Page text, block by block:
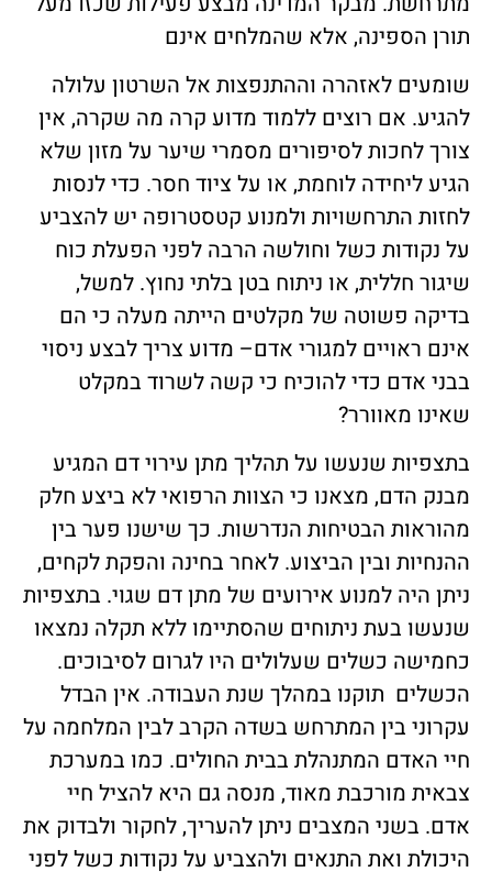
תורן הספינה, אלא שהמלחים אינם
שומעים לאזהרה וההתנפצות אל השרטון עלולה
להגיע. אם רוצים ללמוד מדוע קרה מה שקרה, אין
צורך לחכות לסיפורים מסמרי שיער על מזון שלא
הגיע ליחידה לוחמת, או על ציוד חסר. כדי לנסות
לחזות התרחשויות ולמנוע קטסטרופה יש להצביע
על נקודות כשל וחולשה הרבה לפני הפעלת כוח
שיגור חללית, או ניתוח בטן בלתי נחוץ. למשל,
בדיקה פשוטה של מקלטים הייתה מעלה כי הם
אינם ראויים למגורי אדם– מדוע צריך לבצע ניסוי
בבני אדם כדי להוכיח כי קשה לשרוד במקלט
שאינו מאוורר?
בתצפיות שנעשו על תהליך מתן עירוי דם המגיע
מבנק הדם, מצאנו כי הצוות הרפואי לא ביצע חלק
מהוראות הבטיחות הנדרשות. כך שישנו פער בין
ההנחיות ובין הביצוע. לאחר בחינה והפקת לקחים,
ניתן היה למנוע אירועים של מתן דם שגוי. בתצפיות
שנעשו בעת ניתוחים שהסתיימו ללא תקלה נמצאו
כחמישה כשלים שעלולים היו לגרום לסיבוכים.
הכשלים תוקנו במהלך שנת העבודה. אין הבדל
עקרוני בין המתרחש בשדה הקרב לבין המלחמה על
חיי האדם המתנהלת בבית החולים. כמו במערכת
צבאית מורכבת מאוד, מנסה גם היא להציל חיי
אדם. בשני המצבים ניתן להעריך, לחקור ולבדוק את
היכולת ואת התנאים ולהצביע על נקודות כשל לפני